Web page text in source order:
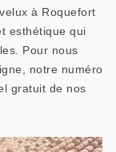
à Roquefort
esthétique qui
Pour nous
notre numéro
gratuit de nos